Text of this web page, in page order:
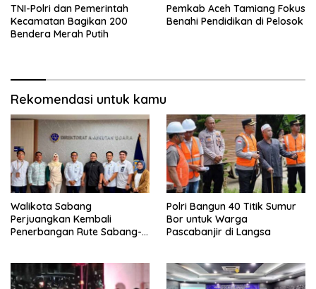
TNI-Polri dan Pemerintah
Kecamatan Bagikan 200
Bendera Merah Putih
Pemkab Aceh Tamiang Fokus
Benahi Pendidikan di Pelosok
Rekomendasi untuk kamu
Walikota Sabang
Perjuangkan Kembali
Penerbangan Rute Sabang-
Polri Bangun 40 Titik Sumur
Bor untuk Warga
Pascabanjir di Langsa